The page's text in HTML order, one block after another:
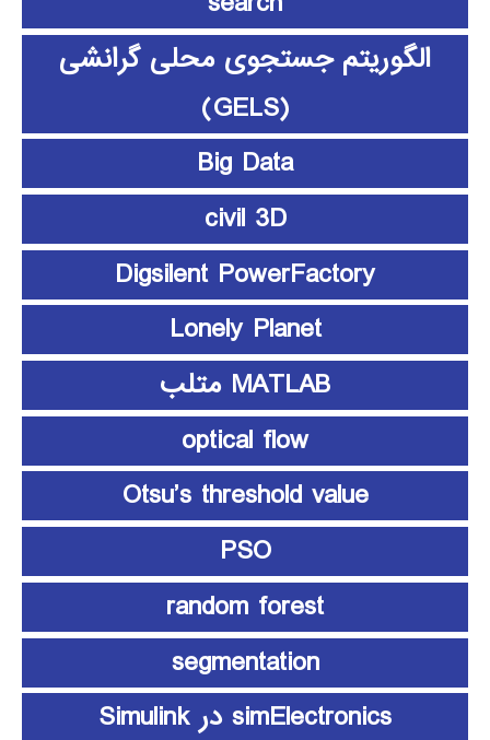
الگوریتم جستجوی محلی گرانشی
(GELS)
Big Data
civil 3D
Digsilent PowerFactory
Lonely Planet
MATLAB متلب
optical flow
Otsu’s threshold value
PSO
random forest
segmentation
simElectronics در Simulink